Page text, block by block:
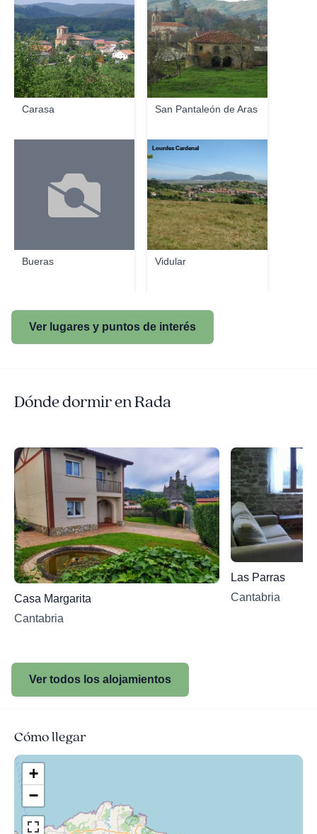
Carasa San Pantaleón de Aras
Bueras Vidular
Lourdes Cardenal
Ver lugares y puntos de interés
Dónde dormir en Rada
Casa Margarita
Cantabria
Las Parras
Cantabria
Ver todos los alojamientos
Cómo llegar
+
−